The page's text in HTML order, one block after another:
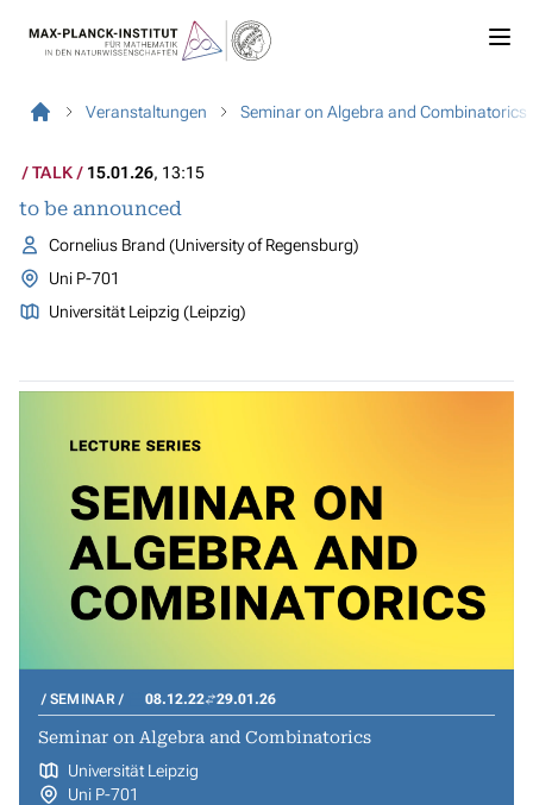
Veranstaltungen Seminar on Algebra and Combinatorics
TALK 15.01.26, 13:15
to be announced
Cornelius Brand (University of Regensburg)
Uni P-701
Universität Leipzig (Leipzig)
SEMINAR 08.12.22 29.01.26
Seminar on Algebra and Combinatorics
Universität Leipzig
Uni P-701